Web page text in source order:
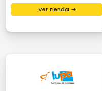
Ver tienda →